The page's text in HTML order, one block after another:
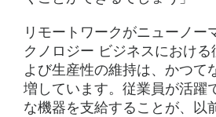
リモートワークがニューノー
クノロジー ビジネスにおけ
よび生産性の維持は、かつて
増しています。従業員が活躍
な機器を支給することが、以